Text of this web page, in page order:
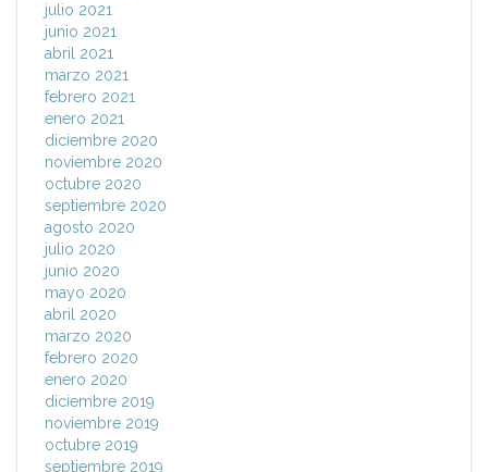
julio 2021
junio 2021
abril 2021
marzo 2021
febrero 2021
enero 2021
diciembre 2020
noviembre 2020
octubre 2020
septiembre 2020
agosto 2020
julio 2020
junio 2020
mayo 2020
abril 2020
marzo 2020
febrero 2020
enero 2020
diciembre 2019
noviembre 2019
octubre 2019
septiembre 2019